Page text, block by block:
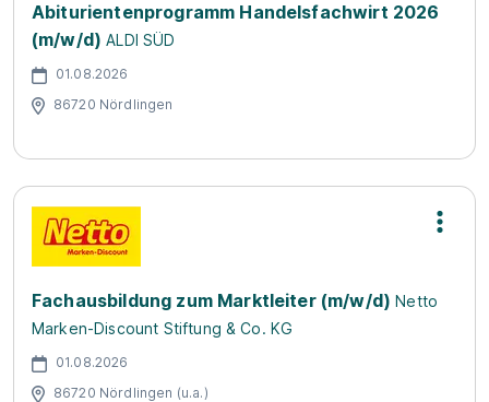
Abiturientenprogramm Handelsfachwirt 2026
(m/w/d) ALDI SÜD
01.08.2026
86720 Nördlingen
Fachausbildung zum Marktleiter (m/w/d) Netto
Marken-Discount Stiftung & Co. KG
01.08.2026
86720 Nördlingen (u.a.)